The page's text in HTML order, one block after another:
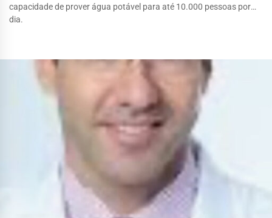
capacidade de prover água potável para até 10.000 pessoas por
dia.